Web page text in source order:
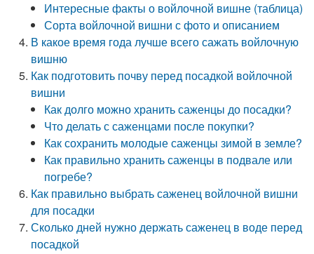
Интересные факты о войлочной вишне (таблица)
Сорта войлочной вишни с фото и описанием
В какое время года лучше всего сажать войлочную
вишню
Как подготовить почву перед посадкой войлочной
вишни
Как долго можно хранить саженцы до посадки?
Что делать с саженцами после покупки?
Как сохранить молодые саженцы зимой в земле?
Как правильно хранить саженцы в подвале или
погребе?
Как правильно выбрать саженец войлочной вишни
для посадки
Сколько дней нужно держать саженец в воде перед
посадкой